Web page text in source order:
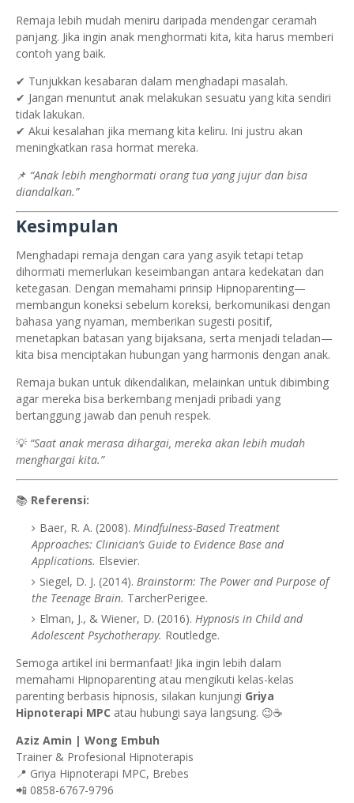
Remaja lebih mudah meniru daripada mendengar ceramah
panjang. Jika ingin anak menghormati kita, kita harus memberi
contoh yang baik.
✔ Tunjukkan kesabaran dalam menghadapi masalah.
✔ Jangan menuntut anak melakukan sesuatu yang kita sendiri
tidak lakukan.
✔ Akui kesalahan jika memang kita keliru. Ini justru akan
meningkatkan rasa hormat mereka.
📌 “Anak lebih menghormati orang tua yang jujur dan bisa
diandalkan.”
Kesimpulan
Menghadapi remaja dengan cara yang asyik tetapi tetap
dihormati memerlukan keseimbangan antara kedekatan dan
ketegasan. Dengan memahami prinsip Hipnoparenting—
membangun koneksi sebelum koreksi, berkomunikasi dengan
bahasa yang nyaman, memberikan sugesti positif,
menetapkan batasan yang bijaksana, serta menjadi teladan—
kita bisa menciptakan hubungan yang harmonis dengan anak.
Remaja bukan untuk dikendalikan, melainkan untuk dibimbing
agar mereka bisa berkembang menjadi pribadi yang
bertanggung jawab dan penuh respek.
💡 “Saat anak merasa dihargai, mereka akan lebih mudah
menghargai kita.”
📚 Referensi:
Baer, R. A. (2008). Mindfulness-Based Treatment
Approaches: Clinician’s Guide to Evidence Base and
Applications. Elsevier.
Siegel, D. J. (2014). Brainstorm: The Power and Purpose of
the Teenage Brain. TarcherPerigee.
Elman, J., & Wiener, D. (2016). Hypnosis in Child and
Adolescent Psychotherapy. Routledge.
Semoga artikel ini bermanfaat! Jika ingin lebih dalam
memahami Hipnoparenting atau mengikuti kelas-kelas
parenting berbasis hipnosis, silakan kunjungi Griya
Hipnoterapi MPC atau hubungi saya langsung. 😉☕
Aziz Amin | Wong Embuh
Trainer & Profesional Hipnoterapis
📍 Griya Hipnoterapi MPC, Brebes
📲 0858-6767-9796